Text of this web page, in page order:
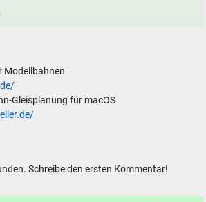
Modellbahnen
Gleisplanung für macOS
Schreibe den ersten Kommentar!